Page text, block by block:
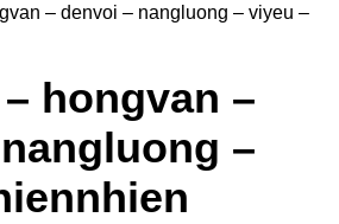
– denvoi – nangluong – viyeu –
hongvan –
–